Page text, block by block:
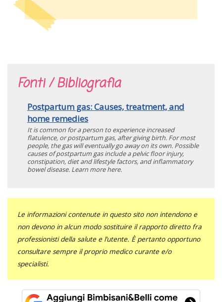
Fonti / Bibliografia
Postpartum gas: Causes, treatment, and
home remedies
It is common for a person to experience increased
flatulence, or postpartum gas, after giving birth. For most
people, the gas will eventually go away on its own. Possible
causes of postpartum gas include a pelvic floor injury,
constipation, diet and lifestyle factors, and inflammatory
bowel disease. Learn more here.
Le informazioni contenute in questo sito non intendono e
non devono in alcun modo sostituire il rapporto diretto fra
professionisti della salute e l’utente. È pertanto opportuno
consultare sempre il proprio medico curante e/o
specialisti.